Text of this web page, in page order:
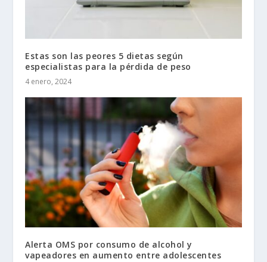
Estas son las peores 5 dietas según
especialistas para la pérdida de peso
4 enero, 2024
Alerta OMS por consumo de alcohol y
vapeadores en aumento entre adolescentes